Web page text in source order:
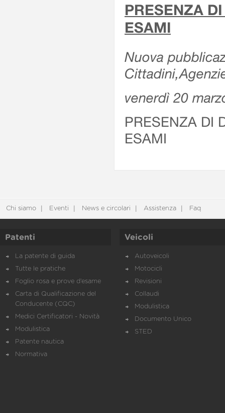
PRESENZA
ESAMI
Nuova
venerdì 20
PRESENZA DI
ESAMI
Chi siamo Eventi News e circolari Assistenza Faq
Patenti
La patente di guida
Tutte le pratiche
Foglio rosa e prove d’esame
Carta di Qualificazione del
Conducente (CQC)
Medici Certificatori - Novità
Modulistica
Patente nautica
Normativa
Veicoli
Autoveicoli
Motocicli
Revisioni
Collaudi
Modulistica
Documento Unico
STED